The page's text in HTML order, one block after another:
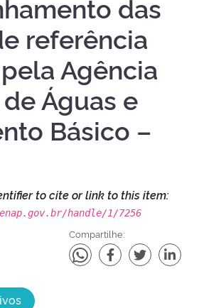
das
referência
Agência
Águas e
Básico –
to cite or link to this item:
handle/1/7256
Compartilhe: